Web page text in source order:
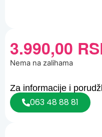
3.990,00
Nema na zalihama
Za informacije i
063 48 88 81